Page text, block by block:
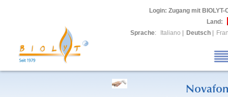
Login: Zugang mit BIOLYT-
Land:
Sprache: Italiano Deutsch